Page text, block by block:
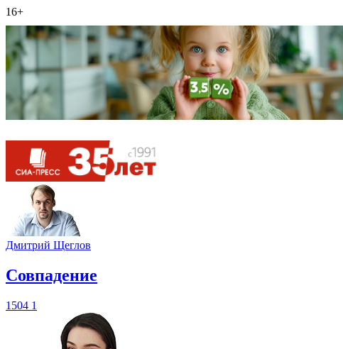
16+
Дмитрий Щеглов
​Совпадение
1504 1